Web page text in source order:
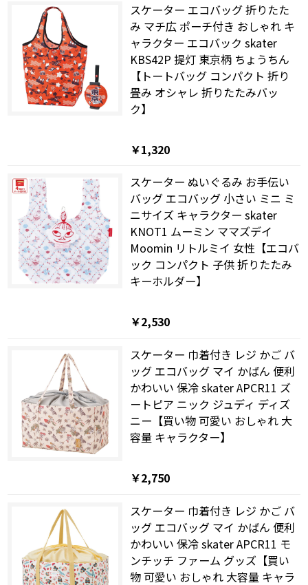
スケーター エコバッグ 折りたた
み マチ広 ポーチ付き おしゃれ キ
ャラクター エコバック skater
KBS42P 提灯 東京柄 ちょうちん
【トートバッグ コンパクト 折り
畳み オシャレ 折りたたみバッ
ク】
￥1,320
スケーター ぬいぐるみ お手伝い
バッグ エコバッグ 小さい ミニ ミ
ニサイズ キャラクター skater
KNOT1 ムーミン ママズデイ
Moomin リトルミイ 女性【エコバ
ック コンパクト 子供 折りたたみ
キーホルダー】
￥2,530
スケーター 巾着付き レジ かご バ
ッグ エコバッグ マイ かばん 便利
かわいい 保冷 skater APCR11 ズ
ートピア ニック ジュディ ディズ
ニー【買い物 可愛い おしゃれ 大
容量 キャラクター】
￥2,750
スケーター 巾着付き レジ かご バ
ッグ エコバッグ マイ かばん 便利
かわいい 保冷 skater APCR11 モ
ンチッチ ファーム グッズ【買い
物 可愛い おしゃれ 大容量 キャラ